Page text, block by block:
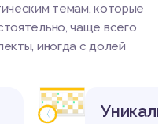
темам, которые
чаще всего
иногда с долей